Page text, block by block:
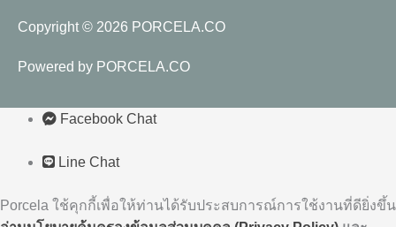
Copyright © 2026 PORCELA.CO
Powered by PORCELA.CO
Facebook Chat
Line Chat
Porcela ใช้คุกกี้เพื่อให้ท่านได้รับประสบการณ์การใช้งานที่ดียิ่งขึ้น